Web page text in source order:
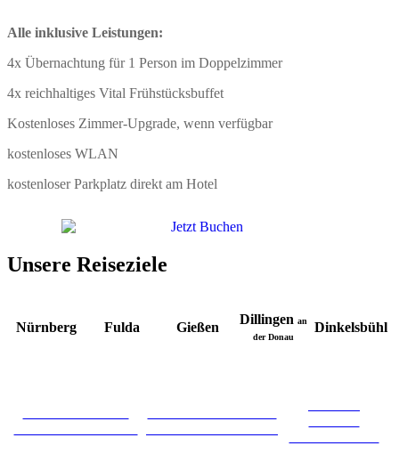
Alle inklusive Leistungen:
4x Übernachtung für 1 Person im Doppelzimmer
4x reichhaltiges Vital Frühstücksbuffet
Kostenloses Zimmer-Upgrade, wenn verfügbar
kostenloses WLAN
kostenloser Parkplatz direkt am Hotel
Unsere Reiseziele
Nürnberg Fulda Gießen
Dillingen an
der Donau
Dinkelsbühl